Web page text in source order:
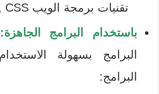
تقنيات برمجة الويب HTML, CSS.
باستخدام البرامج الجاهزة:
البرامج بسهولة
البرامج: